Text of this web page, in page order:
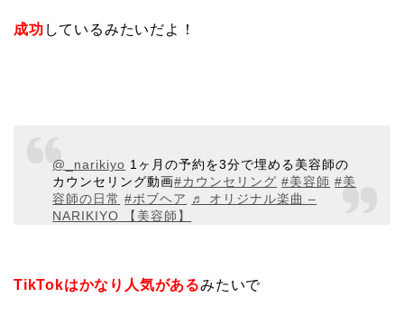
成功 しているみたいだよ！
@_narikiyo 1ヶ月の予約を3分で埋める美容師の
カウンセリング動画#カウンセリング #美容師 #美
容師の日常 #ボブヘア ♬ オリジナル楽曲 –
NARIKIYO 【美容師】
TikTokはかなり人気があるみたいで